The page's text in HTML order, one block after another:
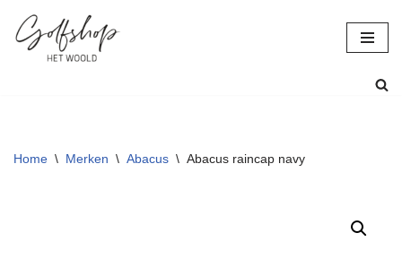
Ga
Home \ Merken \ Abacus \ Abacus raincap navy